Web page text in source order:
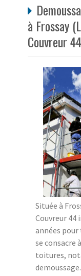
à Frossay
Couvreur 44
Située à
Couvreur 44
années
se consacre
toitures,